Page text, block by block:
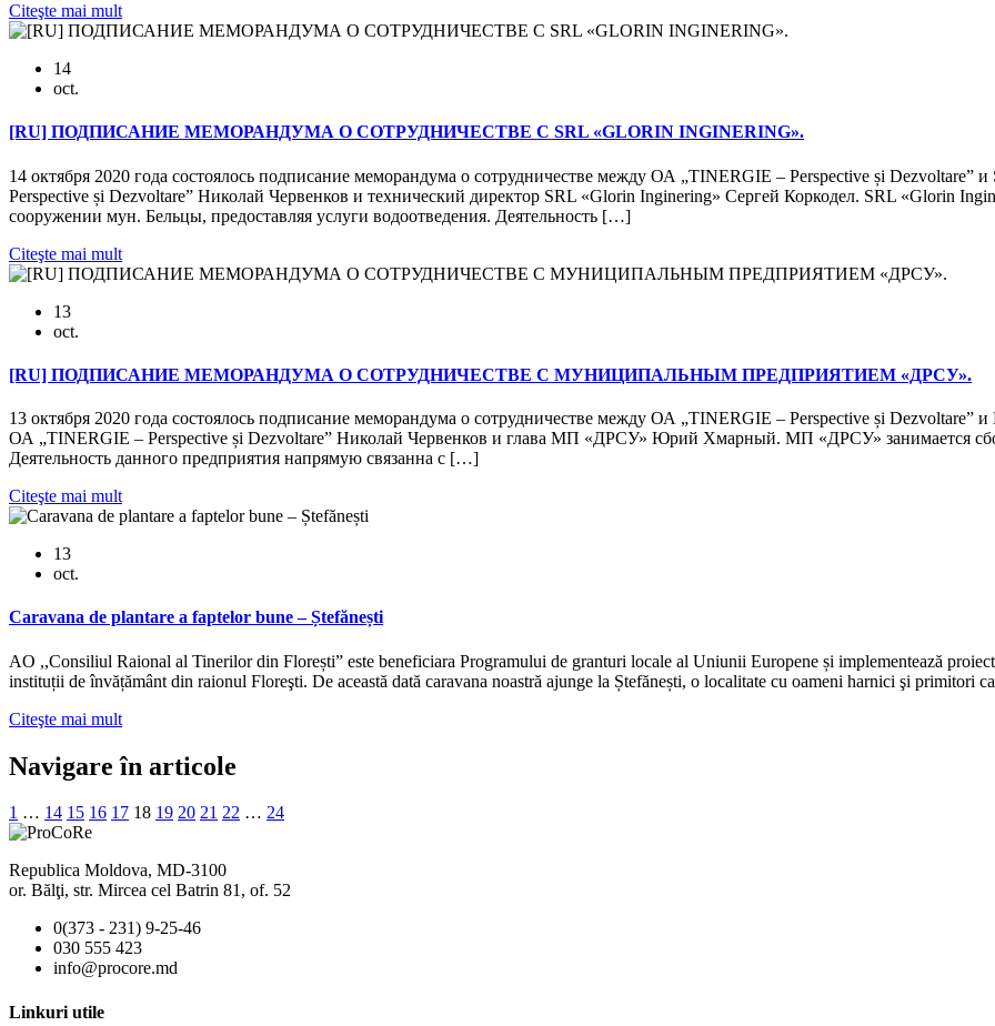
Citeşte mai mult
14
oct.
[RU] ПОДПИСАНИЕ МЕМОРАНДУМА О СОТРУДНИЧЕСТВЕ С SRL «GLORIN INGINERING».
14 октября 2020 года состоялось подписание меморандума о сотрудничестве между ОА „TINERGIE – Perspective și
Perspective și Dezvoltare” Николай Червенков и технический директор SRL «Glorin Inginering» Сергей Коркодел. SRL «Glorin
сооружении мун. Бельцы, предоставляя услуги водоотведения. Деятельность […]
Citeşte mai mult
13
oct.
[RU] ПОДПИСАНИЕ МЕМОРАНДУМА О СОТРУДНИЧЕСТВЕ С МУНИЦИПАЛЬНЫМ ПРЕДПРИЯТИЕМ «ДРСУ».
13 октября 2020 года состоялось подписание меморандума о сотрудничестве между ОА „TINERGIE – Perspective și
ОА „TINERGIE – Perspective și Dezvoltare” Николай Червенков и глава МП «ДРСУ» Юрий Хмарный. МП «ДРСУ» занимается
Деятельность данного предприятия напрямую связанна с […]
Citeşte mai mult
13
oct.
Caravana de plantare a faptelor bune – Ștefănești
AO ,,Consiliul Raional al Tinerilor din Florești” este beneficiara Programului de granturi locale al Uniunii Europene și implementează
instituții de învățământ din raionul Floreşti. De această dată caravana noastră ajunge la Ștefănești, o localitate cu oameni harnici şi primitori
Citeşte mai mult
Navigare în articole
1 … 14 15 16 17 18 19 20 21 22 … 24
Republica Moldova, MD-3100
or. Bălţi, str. Mircea cel Batrin 81, of. 52
0(373 - 231) 9-25-46
030 555 423
info@procore.md
Linkuri utile